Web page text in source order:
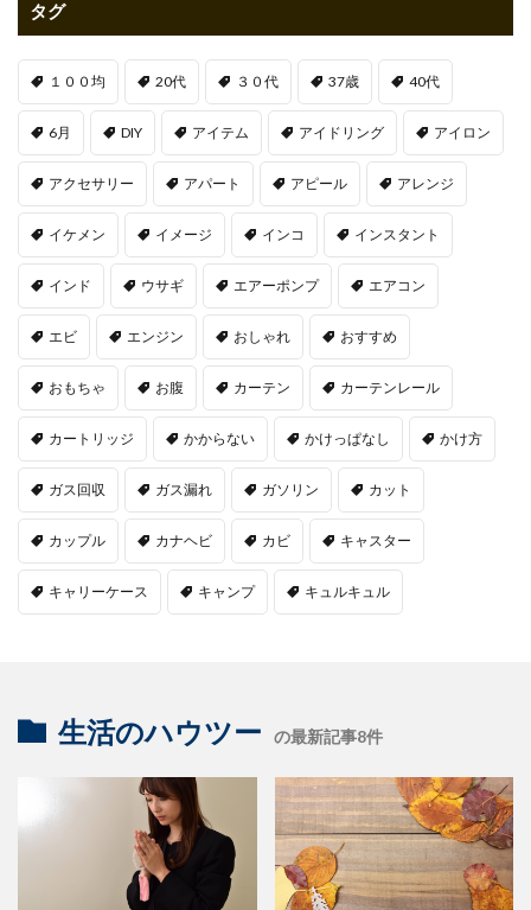
タグ
１００均 20代 ３０代 37歳 40代
6月 DIY アイテム アイドリング アイロン
アクセサリー アパート アピール アレンジ
イケメン イメージ インコ インスタント
インド ウサギ エアーポンプ エアコン
エビ エンジン おしゃれ おすすめ
おもちゃ お腹 カーテン カーテンレール
カートリッジ かからない かけっぱなし かけ方
ガス回収 ガス漏れ ガソリン カット
カップル カナヘビ カビ キャスター
キャリーケース キャンプ キュルキュル
生活のハウツー の最新記事8件